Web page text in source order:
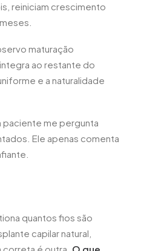
reiniciam crescimento
maturação
ao restante do
e a naturalidade
paciente me pergunta
Ele apenas comenta
quantos fios são
capilar natural,